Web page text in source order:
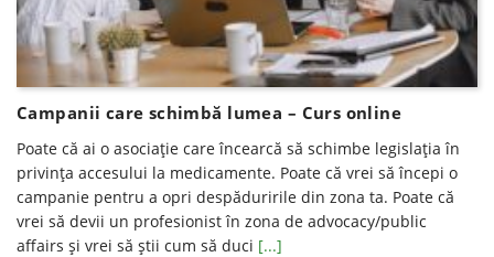
Campanii care schimbă lumea – Curs online
Poate că ai o asociaţie care încearcă să schimbe legislaţia în
privinţa accesului la medicamente. Poate că vrei să începi o
campanie pentru a opri despăduririle din zona ta. Poate că
vrei să devii un profesionist în zona de advocacy/public
affairs și vrei să știi cum să duci [...]